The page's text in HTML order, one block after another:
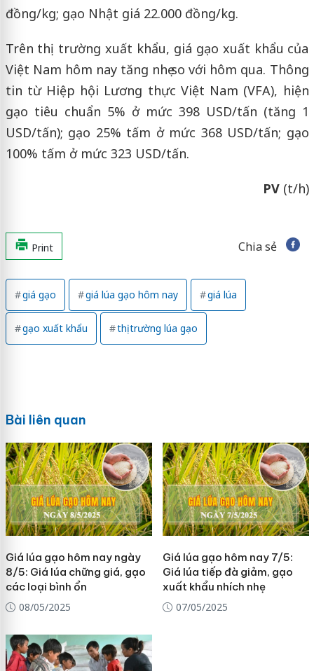
đồng/kg; gạo Nhật giá 22.000 đồng/kg.
Trên thị trường xuất khẩu, giá gạo xuất khẩu của
Việt Nam hôm nay tăng nhẹ so với hôm qua. Thông
tin từ Hiệp hội Lương thực Việt Nam (VFA), hiện
gạo tiêu chuẩn 5% ở mức 398 USD/tấn (tăng 1
USD/tấn); gạo 25% tấm ở mức 368 USD/tấn; gạo
100% tấm ở mức 323 USD/tấn.
PV(t/h)
Print Chia sẻ
giá gạo giá lúa gạo hôm nay giá lúa
gạo xuất khẩu thị trường lúa gạo
Bài liên quan
Giá lúa gạo hôm nay ngày
8/5: Giá lúa chững giá, gạo
các loại bình ổn
08/05/2025
Giá lúa gạo hôm nay 7/5:
Giá lúa tiếp đà giảm, gạo
xuất khẩu nhích nhẹ
07/05/2025